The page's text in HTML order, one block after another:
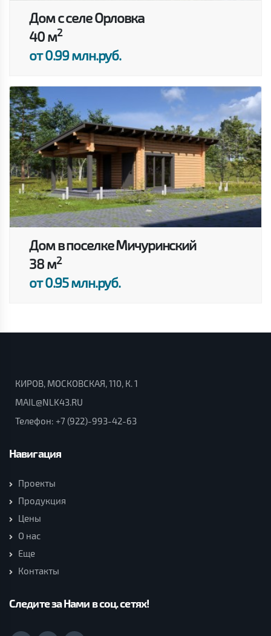
Дом с селе Орловка
40 м2
от 0.99 млн.руб.
Дом в поселке Мичуринский
38 м2
от 0.95 млн.руб.
КИРОВ, МОСКОВСКАЯ, 110, К. 1
MAIL@NLK43.RU
Телефон: +7 (922)-993-42-63
Навигация
Проекты
Продукция
Цены
О нас
Еще
Контакты
Следите за Нами в соц. сетях!